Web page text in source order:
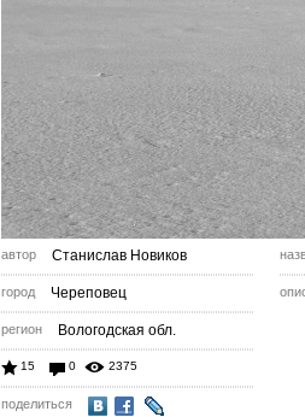
автор Станислав Новиков
город Череповец
регион Вологодская обл.
15 0 2375
поделиться